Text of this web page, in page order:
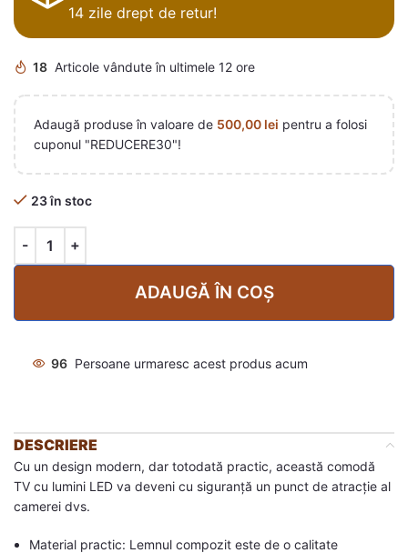
14 zile drept de retur!
18 Articole vândute în ultimele 12 ore
Adaugă produse în valoare de 500,00 lei pentru a folosi
cuponul "REDUCERE30"!
23 în stoc
ADAUGĂ ÎN COȘ
96 Persoane urmaresc acest produs acum
DESCRIERE
Cu un design modern, dar totodată practic, această comodă
TV cu lumini LED va deveni cu siguranță un punct de atracție al
camerei dvs.
Material practic: Lemnul compozit este de o calitate